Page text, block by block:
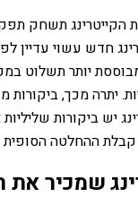
הקייטרינג תשחק
חדש עשוי עדיין
יותר תשלוט
יתרה מכך, ביקורות
יש ביקורות
ההחלטה
שמכיר